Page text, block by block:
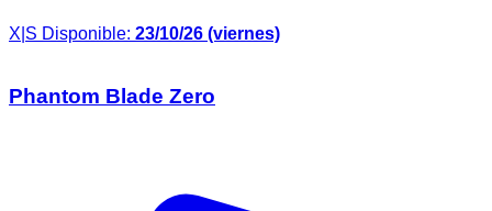
X|S Disponible: 23/10/26 (viernes)
Phantom Blade Zero